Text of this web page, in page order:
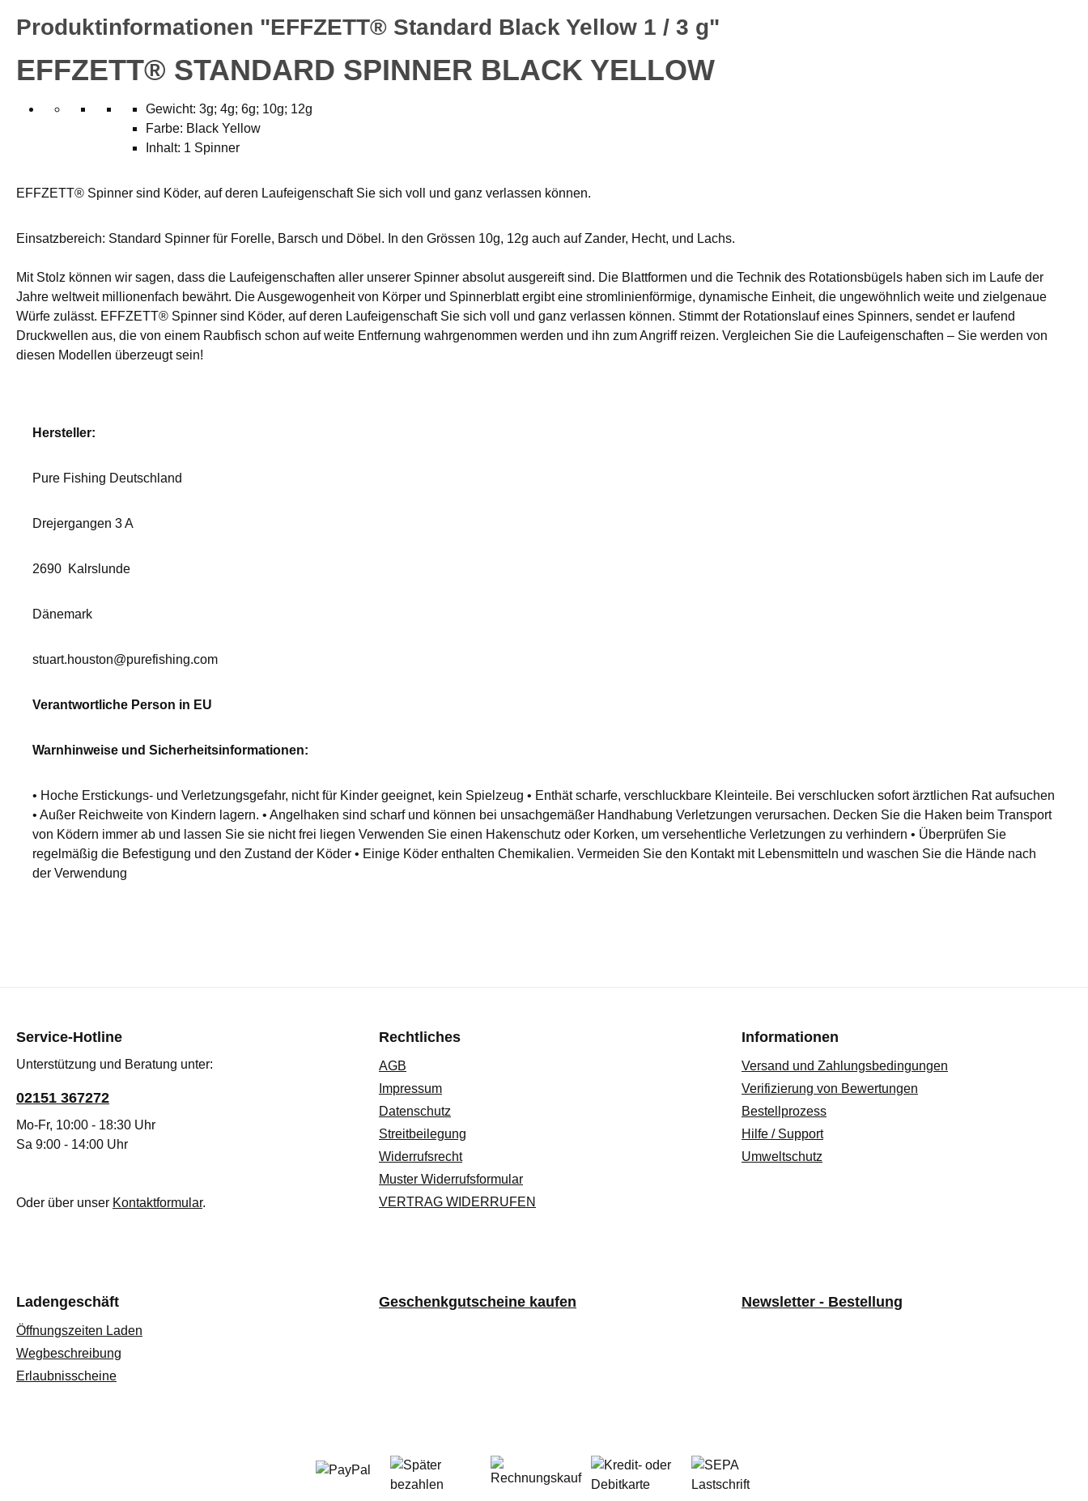
Produktinformationen "EFFZETT® Standard Black Yellow 1 / 3 g"
EFFZETT® STANDARD SPINNER BLACK YELLOW
Gewicht: 3g; 4g; 6g; 10g; 12g
Farbe: Black Yellow
Inhalt: 1 Spinner
EFFZETT® Spinner sind Köder, auf deren Laufeigenschaft Sie sich voll und ganz verlassen können.
Einsatzbereich: Standard Spinner für Forelle, Barsch und Döbel. In den Grössen 10g, 12g auch auf Zander, Hecht, und Lachs.
Mit Stolz können wir sagen, dass die Laufeigenschaften aller unserer Spinner absolut ausgereift sind. Die Blattformen und die Technik des Rotationsbügels haben sich im Laufe der
Jahre weltweit millionenfach bewährt. Die Ausgewogenheit von Körper und Spinnerblatt ergibt eine stromlinienförmige, dynamische Einheit, die ungewöhnlich weite und zielgenaue
Würfe zulässt. EFFZETT® Spinner sind Köder, auf deren Laufeigenschaft Sie sich voll und ganz verlassen können. Stimmt der Rotationslauf eines Spinners, sendet er laufend
Druckwellen aus, die von einem Raubfisch schon auf weite Entfernung wahrgenommen werden und ihn zum Angriff reizen. Vergleichen Sie die Laufeigenschaften – Sie werden von
diesen Modellen überzeugt sein!
Hersteller:
Pure Fishing Deutschland
Drejergangen 3 A
2690 Kalrslunde
Dänemark
stuart.houston@purefishing.com
Verantwortliche Person in EU
Warnhinweise und Sicherheitsinformationen:
• Hoche Erstickungs- und Verletzungsgefahr, nicht für Kinder geeignet, kein Spielzeug • Enthät scharfe, verschluckbare Kleinteile. Bei verschlucken sofort ärztlichen Rat aufsuchen
• Außer Reichweite von Kindern lagern. • Angelhaken sind scharf und können bei unsachgemäßer Handhabung Verletzungen verursachen. Decken Sie die Haken beim Transport
von Ködern immer ab und lassen Sie sie nicht frei liegen Verwenden Sie einen Hakenschutz oder Korken, um versehentliche Verletzungen zu verhindern • Überprüfen Sie
regelmäßig die Befestigung und den Zustand der Köder • Einige Köder enthalten Chemikalien. Vermeiden Sie den Kontakt mit Lebensmitteln und waschen Sie die Hände nach
der Verwendung
Service-Hotline
Unterstützung und Beratung unter:
02151 367272
Mo-Fr, 10:00 - 18:30 Uhr
Sa 9:00 - 14:00 Uhr
Oder über unser Kontaktformular.
Rechtliches
AGB
Impressum
Datenschutz
Streitbeilegung
Widerrufsrecht
Muster Widerrufsformular
VERTRAG WIDERRUFEN
Informationen
Versand und Zahlungsbedingungen
Verifizierung von Bewertungen
Bestellprozess
Hilfe / Support
Umweltschutz
Ladengeschäft
Öffnungszeiten Laden
Wegbeschreibung
Erlaubnisscheine
Geschenkgutscheine kaufen Newsletter - Bestellung